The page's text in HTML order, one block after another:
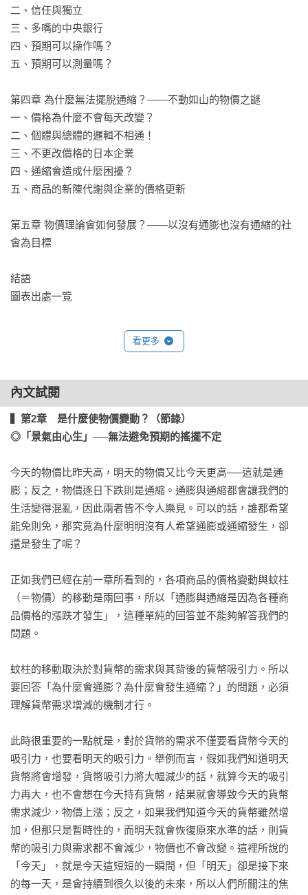
及通貨膨張間的相對關係有更深度了解，讓讀者在買賣股票、
息，而是有自己的想法及判斷力，可自行分析每次投資買賣的
績效及風險，是否符合自己的期待。
──陳明郎（中央研究院經濟研究所長聘研究員、國立臺灣大學
經濟學系兼任教授）
二、信任與獨立
三、多嘴的中央銀行
四、預期可以操作嗎？
五、預期可以測量嗎？
第四章 為什麼無法擺脫通縮？——不動如山的物價之謎
一、價格為什麼不會每天改變？
二、個體與總體的邏輯不相通！
三、不更改價格的日本企業
四、通縮會造成什麼困擾？
五、商品的新陳代謝與企業的價格更新
第五章 物價理論會如何發展？——以沒有通膨也沒有通縮的社
會為目標
結語
圖表出處一覽
看更多
內文試閱
▍第2章　是什麼使物價變動？（節錄）
◎「景氣由心生」──無法避免預期的搖擺不定
今天的物價比昨天高，明天的物價又比今天更高──這就是通
膨；反之，物價逐日下跌則是通縮。通膨與通縮都會讓我們的
生活變得混亂，因此兩者皆不令人樂見。可以的話，誰都希望
能免則免，那究竟為什麼明明沒有人希望通膨或通縮發生，卻
還是發生了呢？
正如我們已經在前一章所看到的，各項商品的價格變動與蚊柱
（＝物價）的移動是兩回事，所以「通膨與通縮是因為各種商
品價格的漲跌才發生」，這種單純的回答並不能夠解答我們的
問題。
蚊柱的移動取決於對貨幣的需求與其背後的貨幣吸引力。所以
要回答「為什麼會通膨？為什麼會發生通縮？」的問題，必須
理解貨幣需求增減的機制才行。
此時很重要的一點就是，對於貨幣的需求不僅要看貨幣今天的
吸引力，也要看明天的吸引力。舉例而言，假如我們知道明天
貨幣將會增發，貨幣吸引力將大幅減少的話，就算今天的吸引
力再大，也不會想在今天持有貨幣，結果就會導致今天的貨幣
需求減少，物價上漲；反之，如果我們知道今天的貨幣雖然增
加，但那只是暫時性的，而明天就會恢復原來水準的話，則貨
幣的吸引力與需求都不會減少，物價也不會改變。這裡所說的
「今天」，就是今天這短短的一瞬間，但「明天」卻是接下來
的每一天，是會持續到很久以後的未來，所以人們所關注的焦